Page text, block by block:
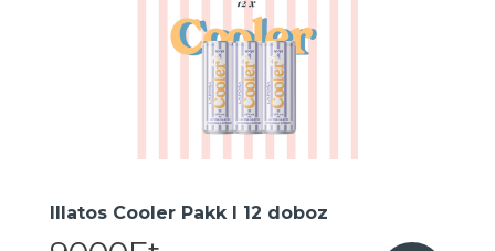
Illatos Cooler Pakk I 12 doboz